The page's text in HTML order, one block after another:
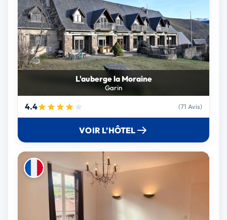
L'auberge la Moraine
Garin
4.4 (71 Avis)
VOIR L’HÔTEL